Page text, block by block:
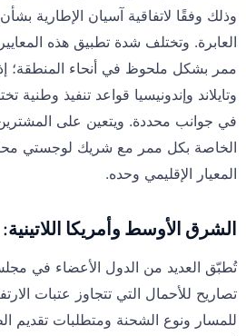
وذلك وفقًا لاتفاقية آسيان الإطارية
العابرة. وتختلف شدة تطبيق هذه
ممر بشكل ملحوظ في أنحاء المنطقة؛
وتايلاند وإندونيسيا قواعد تنفيذ وطنية
في جوانب محددة. ويتعين على
الخاصة بكل ممر مع شريك لوجستي
المعيار الإقليمي وحده.
الشرق الأوسط وأمريكا
تُطبّق العديد من الدول الأعضاء في
تصاريح للأحمال التي تتجاوز عتبات
للمسار ونوع الشحنة ومتطلبات تقديم